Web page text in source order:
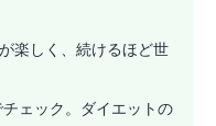
楽しく、続けるほど世
ェック。ダイエットの